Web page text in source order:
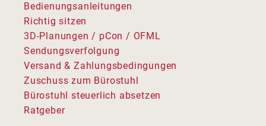
Bedienungsanleitungen
Richtig sitzen
3D-Planungen / pCon / OFML
Sendungsverfolgung
Versand & Zahlungsbedingungen
Zuschuss zum Bürostuhl
Bürostuhl steuerlich absetzen
Ratgeber